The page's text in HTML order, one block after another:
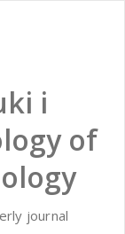
i
of
journal